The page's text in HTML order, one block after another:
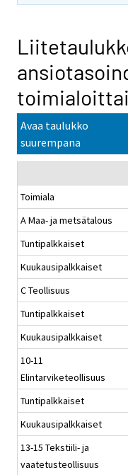
Avaa taulukko
suurempana
Toimiala
A Maa- ja metsätalous
Tuntipalkkaiset
Kuukausipalkkaiset
C Teollisuus
Tuntipalkkaiset
Kuukausipalkkaiset
10-11
Elintarviketeollisuus
Tuntipalkkaiset
Kuukausipalkkaiset
13-15 Tekstiili- ja
vaatetusteollisuus